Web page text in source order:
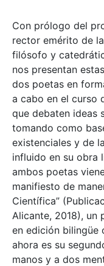
Con prólogo del
rector emérito de
filósofo y
nos presentan estas
dos poetas en
a cabo en el curso
que debaten ideas
tomando como
existenciales y de
influido en su obra
ambos poetas
manifiesto de
Científica”
Alicante, 2018), un
en edición bilingüe
ahora es su
manos y a dos